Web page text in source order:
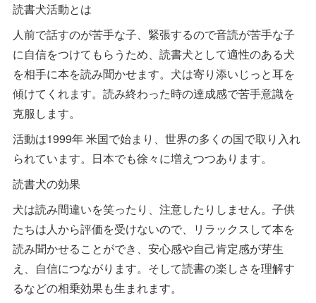
読書犬活動とは
人前で話すのが苦手な子、緊張するので音読が苦手な子
に自信をつけてもらうため、読書犬として適性のある犬
を相手に本を読み聞かせます。犬は寄り添いじっと耳を
傾けてくれます。読み終わった時の達成感で苦手意識を
克服します。
活動は1999年 米国で始まり、世界の多くの国で取り入れ
られています。日本でも徐々に増えつつあります。
読書犬の効果
犬は読み間違いを笑ったり、注意したりしません。子供
たちは人から評価を受けないので、リラックスして本を
読み聞かせることができ、安心感や自己肯定感が芽生
え、自信につながります。そして読書の楽しさを理解す
るなどの相乗効果も生まれます。